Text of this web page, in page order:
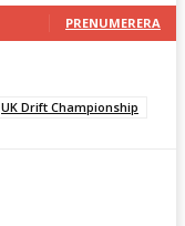
PRENUMERERA
UK Drift Championship